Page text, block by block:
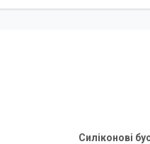
Силіконові